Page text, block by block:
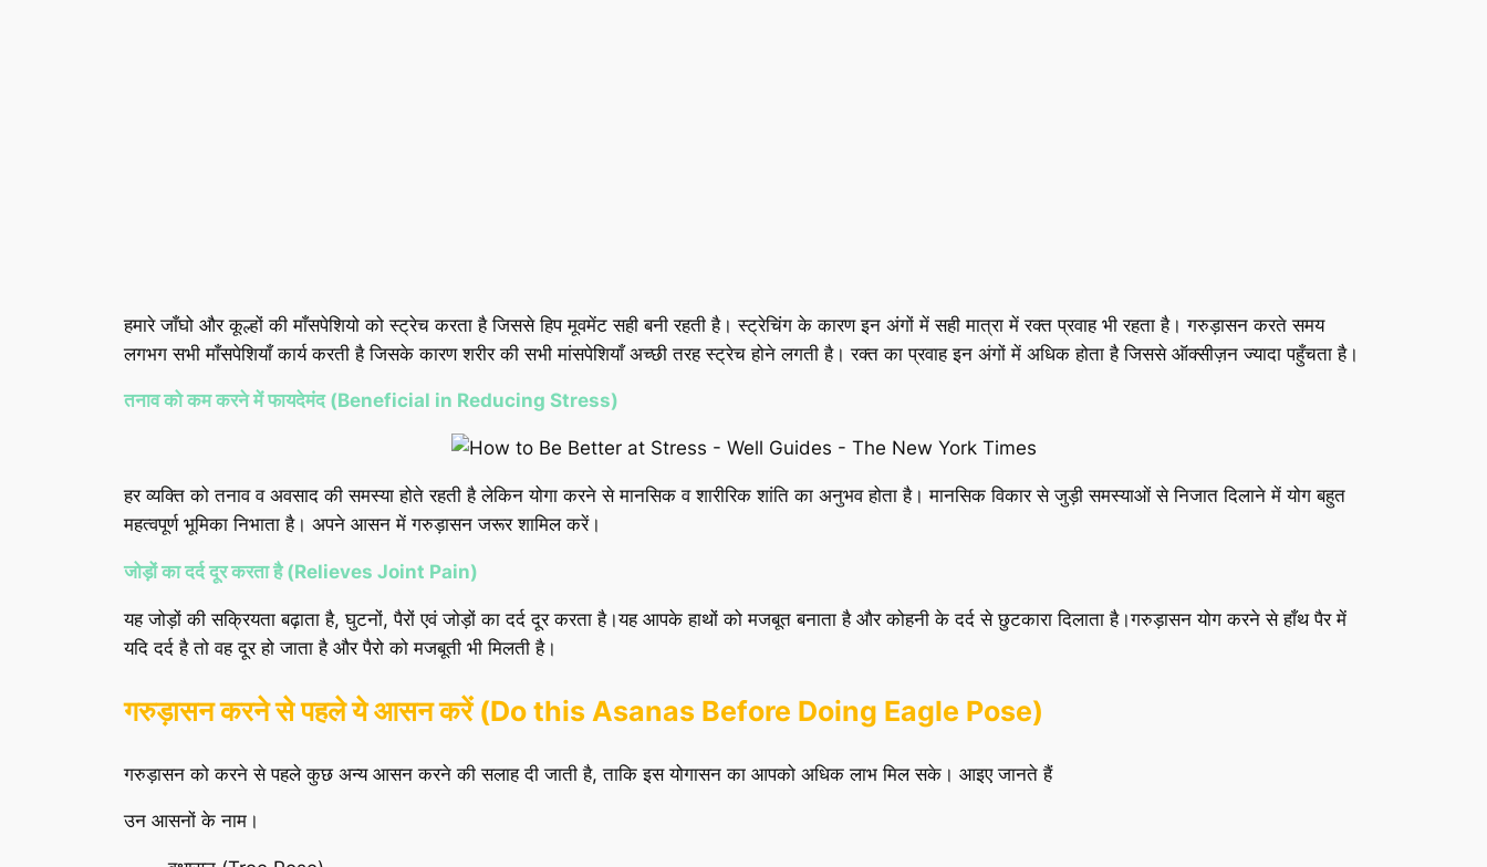
हमारे जाँघो और कूल्हों की माँसपेशियो को स्ट्रेच करता है जिससे हिप मूवमेंट सही बनी रहती है। स्ट्रेचिंग के कारण इन अंगों में सही मात्रा में रक्त प्रवाह भी रहता है। गरुड़ासन करते समय
लगभग सभी माँसपेशियाँ कार्य करती है जिसके कारण शरीर की सभी मांसपेशियाँ अच्छी तरह स्ट्रेच होने लगती है। रक्त का प्रवाह इन अंगों में अधिक होता है जिससे ऑक्सीज़न ज्यादा पहुँचता है।
तनाव को कम करने में फायदेमंद (Beneficial in Reducing Stress)
हर व्यक्ति को तनाव व अवसाद की समस्या होते रहती है लेकिन योगा करने से मानसिक व शारीरिक शांति का अनुभव होता है। मानसिक विकार से जुड़ी समस्याओं से निजात दिलाने में योग बहुत
महत्वपूर्ण भूमिका निभाता है। अपने आसन में गरुड़ासन जरूर शामिल करें।
जोड़ों का दर्द दूर करता है (Relieves Joint Pain)
यह जोड़ों की सक्रियता बढ़ाता है, घुटनों, पैरों एवं जोड़ों का दर्द दूर करता है।यह आपके हाथों को मजबूत बनाता है और कोहनी के दर्द से छुटकारा दिलाता है।गरुड़ासन योग करने से हाँथ पैर में
यदि दर्द है तो वह दूर हो जाता है और पैरो को मजबूती भी मिलती है।
गरुड़ासन करने से पहले ये आसन करें (Do this Asanas Before Doing Eagle Pose)
गरुड़ासन को करने से पहले कुछ अन्य आसन करने की सलाह दी जाती है, ताकि इस योगासन का आपको अधिक लाभ मिल सके। आइए जानते हैं
उन आसनों के नाम।